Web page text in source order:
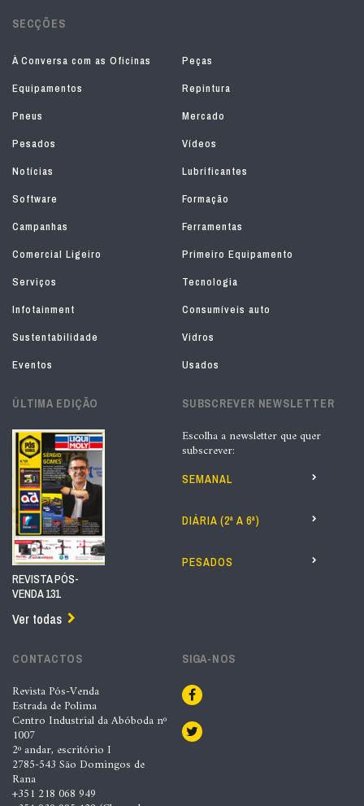
SECÇÕES
À Conversa com as Oficinas
Peças
Equipamentos
Repintura
Pneus
Mercado
Pesados
Vídeos
Notícias
Lubrificantes
Software
Formação
Campanhas
Ferramentas
Comercial Ligeiro
Primeiro Equipamento
Serviços
Tecnologia
Infotainment
Consumíveis auto
Sustentabilidade
Vidros
Eventos
Usados
ÚLTIMA EDIÇÃO
REVISTA PÓS-
VENDA 131
Ver todas
SUBSCREVER NEWSLETTER
Escolha a newsletter que quer
subscrever:
SEMANAL
DIÁRIA (2ª A 6ª)
PESADOS
CONTACTOS
Revista Pós-Venda
Estrada de Polima
Centro Industrial da Abóboda nº
1007
2º andar, escritório I
2785-543 São Domingos de
Rana
+351 218 068 949
SIGA-NOS